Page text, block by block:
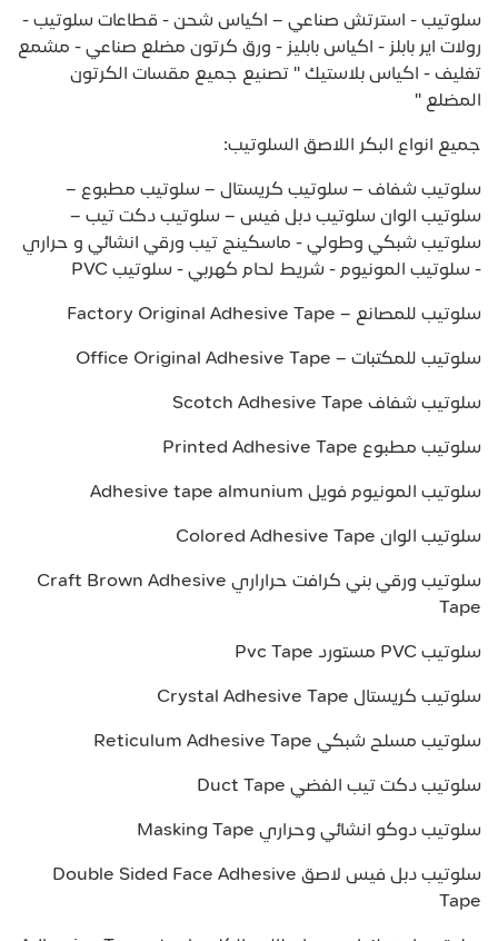
سلوتيب - استرتش صناعي – اكياس شحن - قطاعات سلوتيب -
رولات اير بابلز - اكياس بابليز - ورق كرتون مضلع صناعي - مشمع
تغليف - اكياس بلاستيك " تصنيع جميع مقسات الكرتون
المضلع "
جميع انواع البكر اللاصق السلوتيب:
سلوتيب شفاف – سلوتيب كريستال – سلوتيب مطبوع –
سلوتيب الوان سلوتيب دبل فيس – سلوتيب دكت تيب –
سلوتيب شبكي وطولي - ماسكينج تيب ورقي انشائي و حراري
- سلوتيب المونيوم - شريط لحام كهربي - سلوتيب PVC
سلوتيب للمصانع – Factory Original Adhesive Tape
سلوتيب للمكتبات – Office Original Adhesive Tape
سلوتيب شفاف Scotch Adhesive Tape
سلوتيب مطبوع Printed Adhesive Tape
سلوتيب المونيوم فويل Adhesive tape almunium
سلوتيب الوان Colored Adhesive Tape
سلوتيب ورقي بني كرافت حراراري Craft Brown Adhesive
Tape
سلوتيب PVC مستورد Pvc Tape
سلوتيب كريستال Crystal Adhesive Tape
سلوتيب مسلح شبكي Reticulum Adhesive Tape
سلوتيب دكت تيب الفضي Duct Tape
سلوتيب دوكو انشائي وحراري Masking Tape
سلوتيب دبل فيس لاصق Double Sided Face Adhesive
Tape